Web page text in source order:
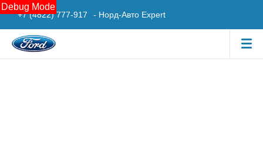
Debug Mode
+7 (4822) 777-917 - Норд-Авто Expert